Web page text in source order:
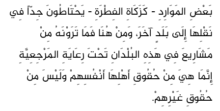
بَعْضِ المَوَارِدِ - كَزَكَاةِ الفِطْرَةِ - يَحْتَاطُونَ جِدّاً فِي
نَقْلِهَا إِلَى بَلَدٍ آخَرَ، وَمِنْ هُنَا فَمَا تَرَوْنَهُ مِنْ
مَشَارِيعَ فِي هَذِهِ البُلْدَانِ تَحْتَ رِعَايَةِ المَرْجِعِيَّةِ
إِنَّمَا هِيَ مِنْ حُقُوقِ أَهْلِهَا أَنْفُسِهِمْ وَلَيْسَ مِنْ
حُقُوقِ غَيْرِهِمْ.